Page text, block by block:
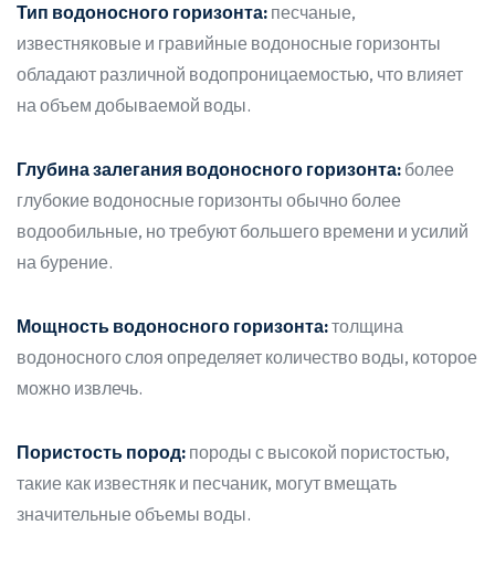
Тип водоносного горизонта: песчаные,
известняковые и гравийные водоносные горизонты
обладают различной водопроницаемостью, что влияет
на объем добываемой воды.
Глубина залегания водоносного горизонта: более
глубокие водоносные горизонты обычно более
водообильные, но требуют большего времени и усилий
на бурение.
Мощность водоносного горизонта:толщина
водоносного слоя определяет количество воды, которое
можно извлечь.
Пористость пород: породы с высокой пористостью,
такие как известняк и песчаник, могут вмещать
значительные объемы воды.